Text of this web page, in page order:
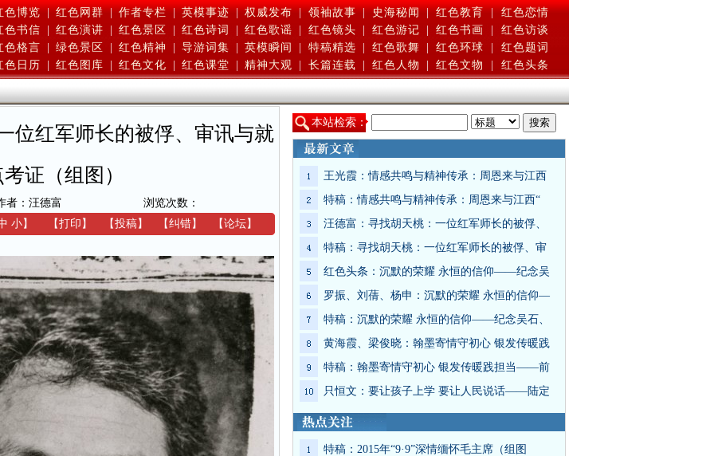
色博览 | 红色网群 | 作者专栏 | 英模事迹 | 权威发布 | 领袖故事 | 史海秘闻 | 红色教育 |
红色恋情
色书信
红色演讲 红色景区 红色诗词 红色歌谣 红色镜头 红色游记 红色书画
红色访谈
色格言
绿色景区 红色精神 导游词集 英模瞬间 特稿精选 红色歌舞 红色环球
红色题词
色日历
红色图库 红色文化 红色课堂 精神大观 长篇连载 红色人物 红色文物 红色头条
位红军师长的被俘、审讯与就
证（组图）
者：汪德富
浏览次数：
小】 【打印 】 【投稿】 【纠错】 【论坛】
本站检索：
王光霞：情感共鸣与精神传承：周恩来与江西
特稿：情感共鸣与精神传承：周恩来与江西“
汪德富：寻找胡天桃：一位红军师长的被俘、
特稿：寻找胡天桃：一位红军师长的被俘、审
红色头条：沉默的荣耀 永恒的信仰——纪念吴
罗振、刘蒨、杨申：沉默的荣耀 永恒的信仰—
特稿：沉默的荣耀 永恒的信仰——纪念吴石、
黄海霞、梁俊晓：翰墨寄情守初心 银发传暖践
特稿：翰墨寄情守初心 银发传暖践担当——前
只恒文：要让孩子上学 要让人民说话——陆定
特稿：2015年“9·9”深情缅怀毛主席（组图